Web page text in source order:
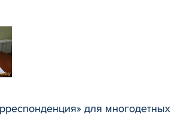
для многодетных